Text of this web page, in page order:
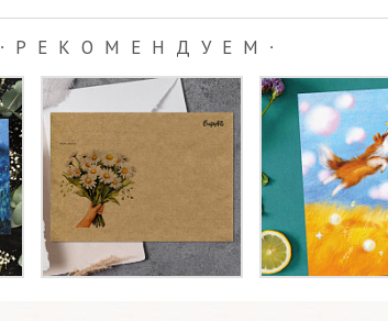
∙РЕКОМЕНДУЕМ∙